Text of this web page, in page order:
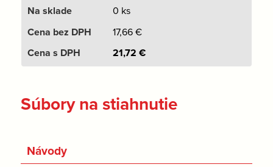
0 ks
17,66€
21,72 €
Súbory na stiahnutie
Návody